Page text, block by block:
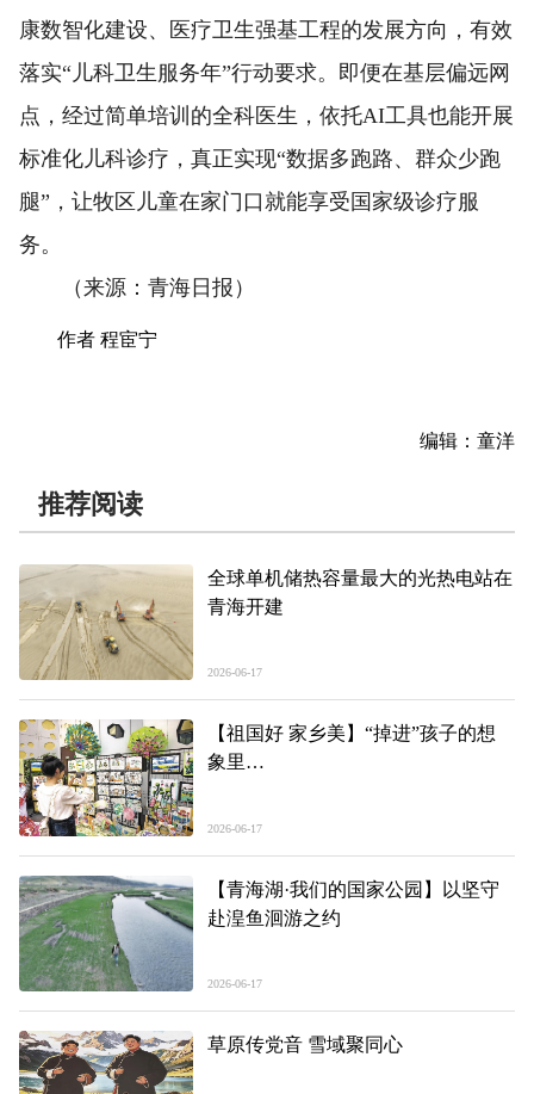
康数智化建设、医疗卫生强基工程的发展方向，有效
落实“儿科卫生服务年”行动要求。即便在基层偏远网
点，经过简单培训的全科医生，依托AI工具也能开展
标准化儿科诊疗，真正实现“数据多跑路、群众少跑
腿”，让牧区儿童在家门口就能享受国家级诊疗服
务。
（来源：青海日报）
作者 程宦宁
编辑：童洋
推荐阅读
全球单机储热容量最大的光热电站在
青海开建
2026-06-17
【祖国好 家乡美】“掉进”孩子的想
象里
2026-06-17
【青海湖·我们的国家公园】以坚守
赴湟鱼洄游之约
2026-06-17
草原传党音 雪域聚同心